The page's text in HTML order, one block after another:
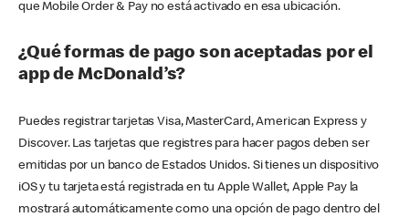
que Mobile Order & Pay no está activado en esa ubicación.
¿Qué formas de pago son aceptadas por el
app de McDonald’s?
Puedes registrar tarjetas Visa, MasterCard, American Express y
Discover. Las tarjetas que registres para hacer pagos deben ser
emitidas por un banco de Estados Unidos. Si tienes un dispositivo
iOS y tu tarjeta está registrada en tu Apple Wallet, Apple Pay la
mostrará automáticamente como una opción de pago dentro del